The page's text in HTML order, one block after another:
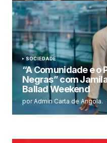
SOCIEDADE
“A Comunidade e o
Negras” com
Ballad Weekend
por Admin Carta de Angola.